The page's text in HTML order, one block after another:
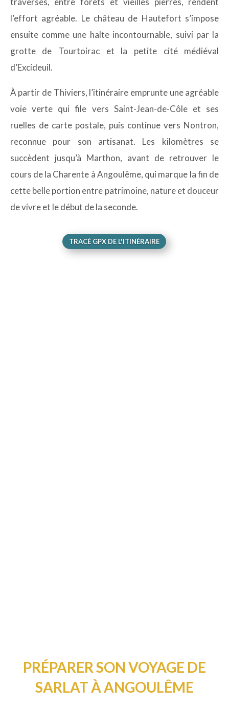
l’effort agréable. Le château de Hautefort s’impose
ensuite comme une halte incontournable, suivi par la
grotte de Tourtoirac et la petite cité médiéval
d’Excideuil.
À partir de Thiviers, l’itinéraire emprunte une agréable
voie verte qui file vers Saint-Jean-de-Côle et ses
ruelles de carte postale, puis continue vers Nontron,
reconnue pour son artisanat. Les kilomètres se
succèdent jusqu’à Marthon, avant de retrouver le
cours de la Charente à Angoulême, qui marque la fin de
cette belle portion entre patrimoine, nature et douceur
de vivre et le début de la seconde.
TRACÉ GPX DE L'ITINÉRAIRE
PRÉPARER SON VOYAGE DE
SARLAT À ANGOULÊME